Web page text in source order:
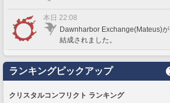
本日 22:08
Dawnharbor Exchange(Mateus)が
結成されました。
ランキングピックアップ
クリスタルコンフリクト ランキング